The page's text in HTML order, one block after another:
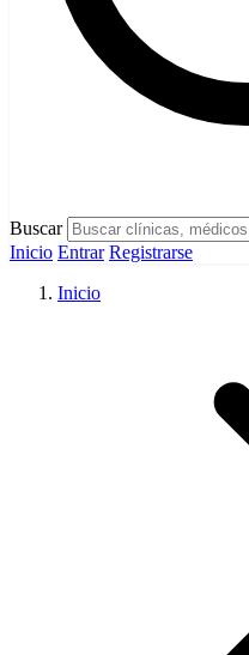
Buscar
Inicio Entrar Registrarse
Inicio